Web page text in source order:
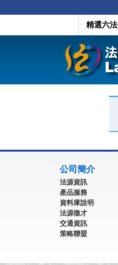
精選六法
公司簡介
法源資訊
產品服務
資料庫說明
法源徵才
交通資訊
策略聯盟